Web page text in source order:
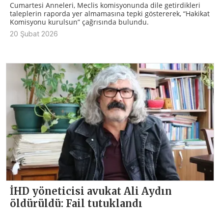
Cumartesi Anneleri, Meclis komisyonunda dile getirdikleri
taleplerin raporda yer almamasına tepki göstererek, “Hakikat
Komisyonu kurulsun” çağrısında bulundu.
20 Şubat 2026
İHD yöneticisi avukat Ali Aydın
öldürüldü: Fail tutuklandı